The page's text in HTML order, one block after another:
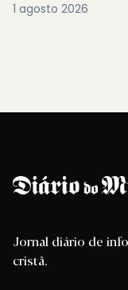
1 agosto 2026
Jornal diário de
cristã.